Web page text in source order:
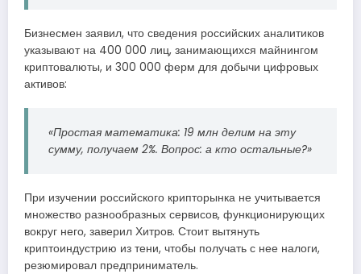
Бизнесмен заявил, что сведения российских аналитиков
указывают на 400 000 лиц, занимающихся майнингом
криптовалюты, и 300 000 ферм для добычи цифровых
активов:
«Простая математика: 19 млн делим на эту
сумму, получаем 2%. Вопрос: а кто остальные?»
При изучении российского крипторынка не учитывается
множество разнообразных сервисов, функционирующих
вокруг него, заверил Хитров. Стоит вытянуть
криптоиндустрию из тени, чтобы получать с нее налоги,
резюмировал предприниматель.